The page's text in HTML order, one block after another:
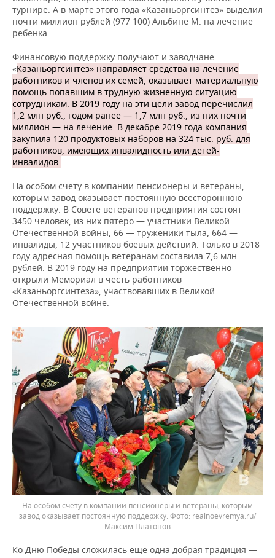
турнире. А в марте этого года «Казаньоргсинтез» выделил
почти миллион рублей (977 100) Альбине М. на лечение
ребенка.
Финансовую поддержку получают и заводчане.
«Казаньоргсинтез» направляет средства на лечение
работников и членов их семей, оказывает материальную
помощь попавшим в трудную жизненную ситуацию
сотрудникам. В 2019 году на эти цели завод перечислил
1,2 млн руб., годом ранее — 1,7 млн руб., из них почти
миллион — на лечение. В декабре 2019 года компания
закупила 120 продуктовых наборов на 324 тыс. руб. для
работников, имеющих инвалидность или детей-
инвалидов.
На особом счету в компании пенсионеры и ветераны,
которым завод оказывает постоянную всестороннюю
поддержку. В Совете ветеранов предприятия состоят
3450 человек, из них пятеро — участники Великой
Отечественной войны, 66 — труженики тыла, 664 —
инвалиды, 12 участников боевых действий. Только в 2018
году адресная помощь ветеранам составила 7,6 млн
рублей. В 2019 году на предприятии торжественно
открыли Мемориал в честь работников
«Казаньоргсинтеза», участвовавших в Великой
Отечественной войне.
На особом счету в компании пенсионеры и ветераны, которым
завод оказывает постоянную поддержку.
realnoevremya.ru/
Максим Платонов
Ко Дню Победы сложилась еще одна добрая традиция —